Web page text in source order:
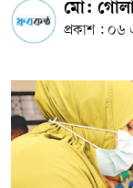
মো:
প্রকাশ : ০৬